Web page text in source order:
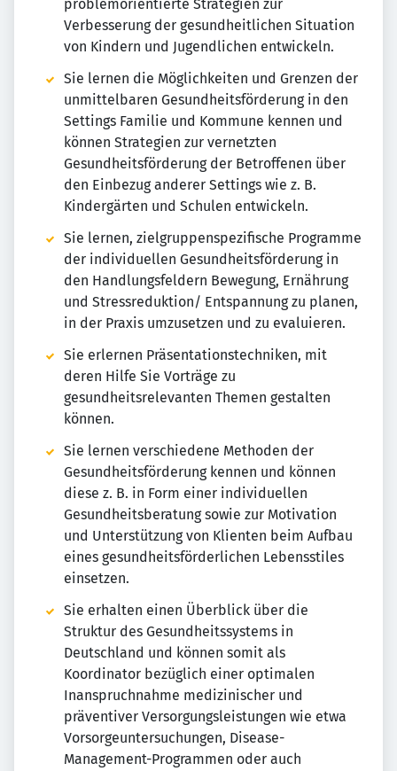
problemorientierte Strategien zur
Verbesserung der gesundheitlichen Situation
von Kindern und Jugendlichen entwickeln.
Sie lernen die Möglichkeiten und Grenzen der
unmittelbaren Gesundheitsförderung in den
Settings Familie und Kommune kennen und
können Strategien zur vernetzten
Gesundheitsförderung der Betroffenen über
den Einbezug anderer Settings wie z. B.
Kindergärten und Schulen entwickeln.
Sie lernen, zielgruppenspezifische Programme
der individuellen Gesundheitsförderung in
den Handlungsfeldern Bewegung, Ernährung
und Stressreduktion/ Entspannung zu planen,
in der Praxis umzusetzen und zu evaluieren.
Sie erlernen Präsentationstechniken, mit
deren Hilfe Sie Vorträge zu
gesundheitsrelevanten Themen gestalten
können.
Sie lernen verschiedene Methoden der
Gesundheitsförderung kennen und können
diese z. B. in Form einer individuellen
Gesundheitsberatung sowie zur Motivation
und Unterstützung von Klienten beim Aufbau
eines gesundheitsförderlichen Lebensstiles
einsetzen.
Sie erhalten einen Überblick über die
Struktur des Gesundheitssystems in
Deutschland und können somit als
Koordinator bezüglich einer optimalen
Inanspruchnahme medizinischer und
präventiver Versorgungsleistungen wie etwa
Vorsorgeuntersuchungen, Disease-
Management-Programmen oder auch